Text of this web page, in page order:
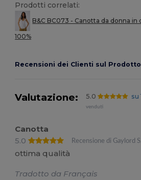
Prodotti correlati:
B&C BC073 - Canotta da donna in
100%
Recensioni dei Clienti sul Prodotto
Valutazione: 5.0 su
venduti
Canotta
5.0
Recensione di Gaylord S.
ottima qualità
Tradotto da Français